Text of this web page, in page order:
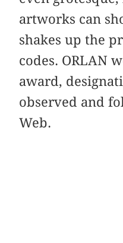
artworks can
shakes up the
codes. ORLAN
award,
observed and
Web.